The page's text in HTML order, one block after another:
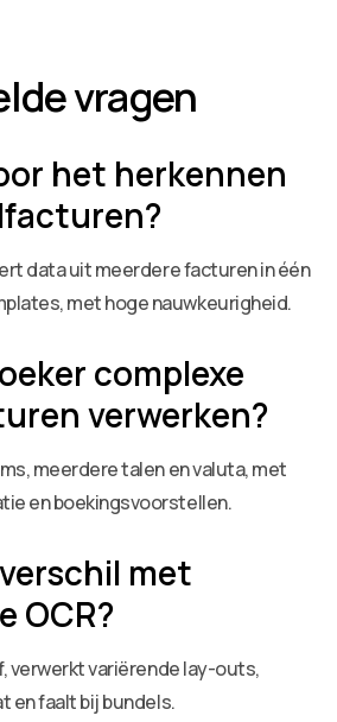
vragen
het herkennen
data uit meerdere facturen in één
met hoge nauwkeurigheid.
complexe
verwerken?
meerdere talen en valuta, met
en boekingsvoorstellen.
met
OCR?
verwerkt variërende lay-outs,
en faalt bij bundels.